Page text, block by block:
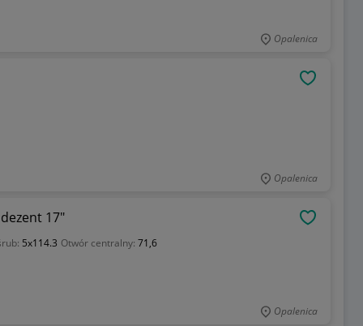
Opalenica
Opalenica
17"
5x114.3 Otwór centralny: 71,6
Opalenica